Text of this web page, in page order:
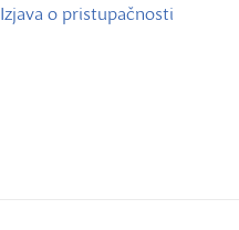
Izjava o pristupačnosti